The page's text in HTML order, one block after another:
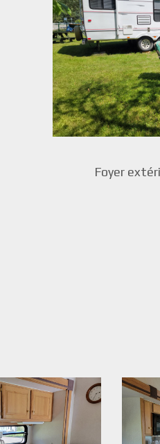
Foyer